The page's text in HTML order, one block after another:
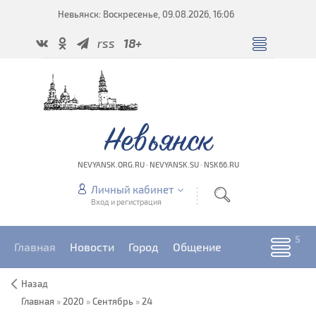
Невьянск: Воскресенье, 09.08.2026, 16:06
rss 18+
Невьянск
NEVYANSK.ORG.RU · NEVYANSK.SU · NSK66.RU
Личный кабинет
Вход и регистрация
Главная Новости Город Общение
Назад
Главная » 2020 »Сентябрь » 24